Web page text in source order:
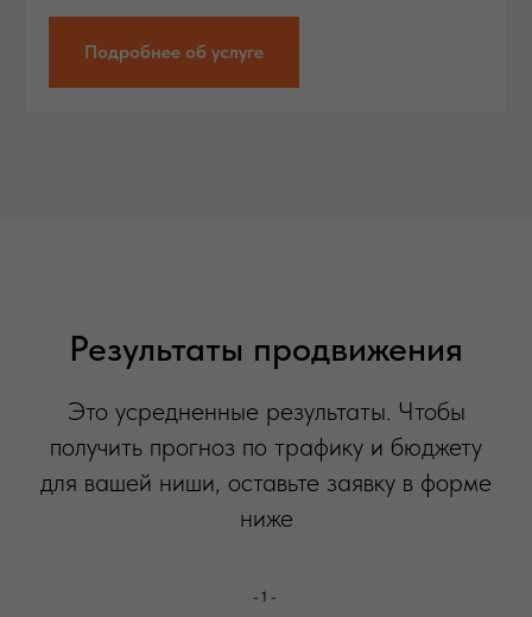
Подробнее об услуге
Результаты продвижения
Это усредненные результаты. Чтобы
получить прогноз по трафику и бюджету
для вашей ниши, оставьте заявку в форме
ниже
-1-